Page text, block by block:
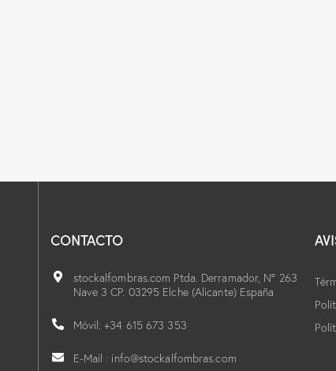
CONTACTO
stockalfombras.com Ptda. Derramador, Nº 263
Nave 3 CP. 03295 Elche (Alicante) España
Móvil: +34 615 673 353
E-Mail : info@stockalfombras.com